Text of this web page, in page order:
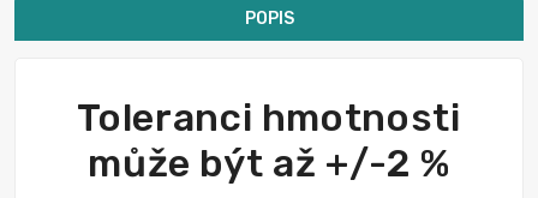
POPIS
Toleranci hmotnosti
může být až +/-2 %